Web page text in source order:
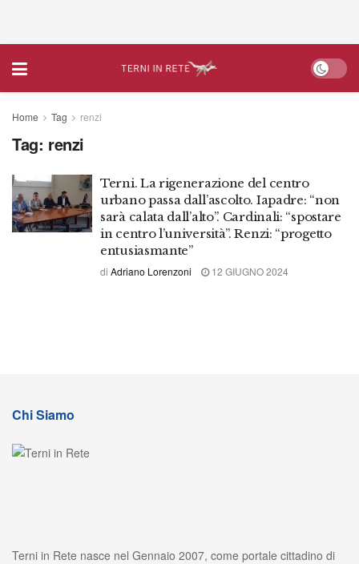
Home Tag renzi
Tag: renzi
Terni. La rigenerazione del centro
urbano passa dall’ascolto. Iapadre: “non
sarà calata dall’alto”. Cardinali: “spostare
in centro l’università”. Renzi: “progetto
entusiasmante”
di Adriano Lorenzoni 12 GIUGNO 2024
Chi Siamo
Terni in Rete nasce nel Gennaio 2007, come portale cittadino di